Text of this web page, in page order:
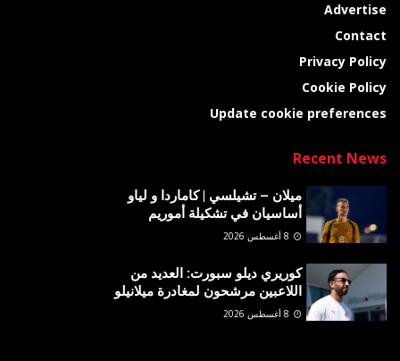
Advertise
Contact
Privacy Policy
Cookie Policy
Update cookie preferences
Recent News
ميلان – تشيلسي | كاماردا و لياو
أساسيان في تشكيلة أموريم
كوريري ديلو سبورت: العديد من
اللاعبين مرشحون لمغادرة ميلانيلو